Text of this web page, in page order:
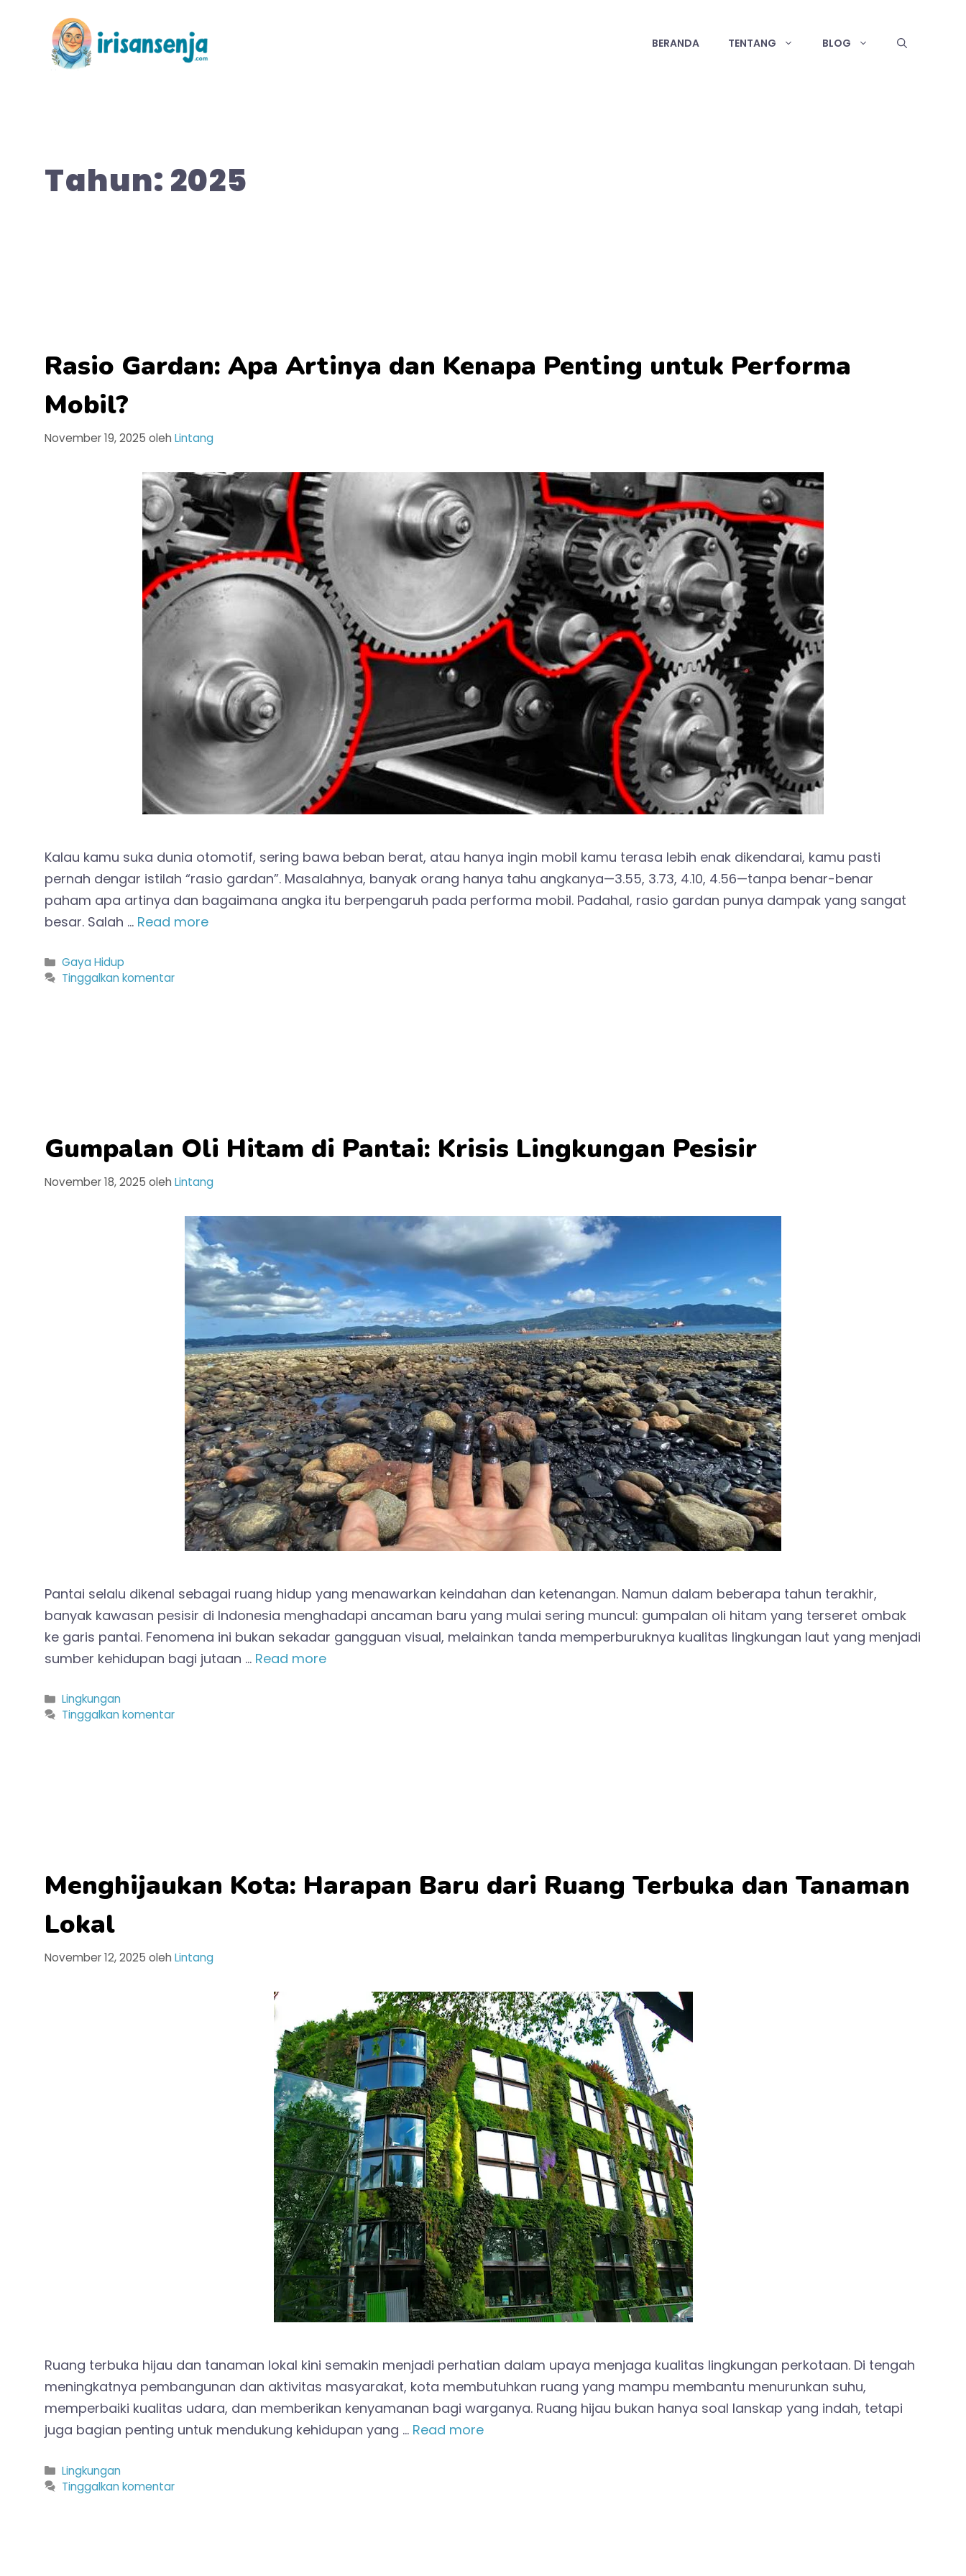
BERANDA TENTANG BLOG
Tahun: 2025
Rasio Gardan: Apa Artinya dan Kenapa Penting untuk Performa
Mobil?
November 19, 2025 oleh Lintang
Kalau kamu suka dunia otomotif, sering bawa beban berat, atau hanya ingin mobil kamu terasa lebih enak dikendarai, kamu pasti
pernah dengar istilah “rasio gardan”. Masalahnya, banyak orang hanya tahu angkanya—3.55, 3.73, 4.10, 4.56—tanpa benar-benar
paham apa artinya dan bagaimana angka itu berpengaruh pada performa mobil. Padahal, rasio gardan punya dampak yang sangat
besar. Salah … Read more
Kategori
Gaya Hidup
Tinggalkan komentar
Gumpalan Oli Hitam di Pantai: Krisis Lingkungan Pesisir
November 18, 2025 oleh Lintang
Pantai selalu dikenal sebagai ruang hidup yang menawarkan keindahan dan ketenangan. Namun dalam beberapa tahun terakhir,
banyak kawasan pesisir di Indonesia menghadapi ancaman baru yang mulai sering muncul: gumpalan oli hitam yang terseret ombak
ke garis pantai. Fenomena ini bukan sekadar gangguan visual, melainkan tanda memperburuknya kualitas lingkungan laut yang menjadi
sumber kehidupan bagi jutaan … Read more
Kategori
Lingkungan
Tinggalkan komentar
Menghijaukan Kota: Harapan Baru dari Ruang Terbuka dan Tanaman
Lokal
November 12, 2025 oleh Lintang
Ruang terbuka hijau dan tanaman lokal kini semakin menjadi perhatian dalam upaya menjaga kualitas lingkungan perkotaan. Di tengah
meningkatnya pembangunan dan aktivitas masyarakat, kota membutuhkan ruang yang mampu membantu menurunkan suhu,
memperbaiki kualitas udara, dan memberikan kenyamanan bagi warganya. Ruang hijau bukan hanya soal lanskap yang indah, tetapi
juga bagian penting untuk mendukung kehidupan yang … Read more
Kategori
Lingkungan
Tinggalkan komentar